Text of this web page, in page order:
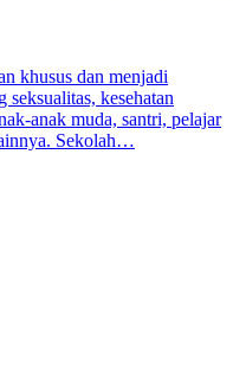
khusus dan menjadi
seksualitas, kesehatan
anak muda, santri, pelajar
Sekolah…